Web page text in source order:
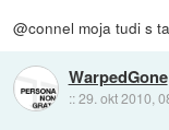
@connel moja tudi s
WarpedGone
::29. okt 2010,